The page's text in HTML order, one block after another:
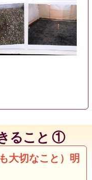
ること ①
大切なこと）明